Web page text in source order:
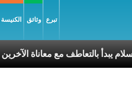
وثائق تبرع
بارولين: السلام يبدأ بالتعاطف مع